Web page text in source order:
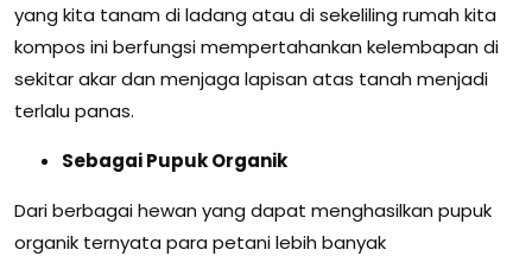
yang kita tanam di ladang atau di sekeliling rumah kita
kompos ini berfungsi mempertahankan kelembapan di
sekitar akar dan menjaga lapisan atas tanah menjadi
terlalu panas.
Sebagai Pupuk Organik
Dari berbagai hewan yang dapat menghasilkan pupuk
organik ternyata para petani lebih banyak